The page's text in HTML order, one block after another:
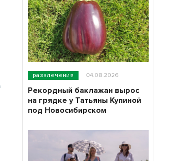
развлечения 04.08.2026
Рекордный баклажан вырос
на грядке у Татьяны Купиной
под Новосибирском